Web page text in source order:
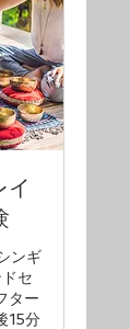
イ
ンギ
セ
ター
15分